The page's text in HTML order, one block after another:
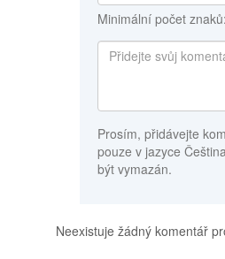
Minimální počet
Prosím, přidávejte
pouze v jazyce
být vymazán.
Neexistuje žádný komentář